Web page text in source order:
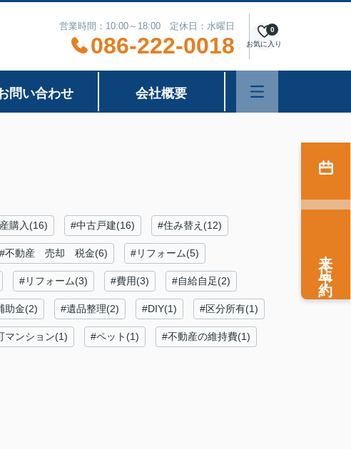
営業時間：10:00～18:00 定休日：水曜日
086-222-0018 お気に入り
0
問い合わせ 会社概要
購入(16) #中古戸建(16) #住み替え(12)
#不動産 売却 税金(6) #リフォーム(5)
#リフォーム(3) #費用(3) #自給自足(2)
助金(2) #遺品整理(2) #DIY(1) #区分所有(1)
マンション(1) #ペット(1) #不動産の維持費(1)
来店予約